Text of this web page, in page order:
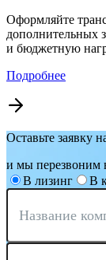
Оформляйте
дополнительных
и бюджетную
Подробнее
Оставьте заявку
и мы перезвоним
В лизинг
В
Название